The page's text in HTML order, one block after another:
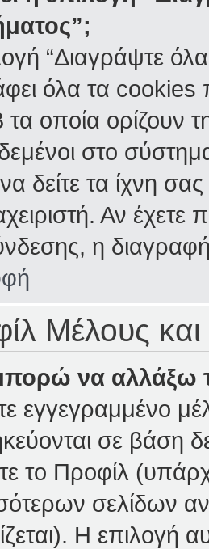
“Διαγράψτε
όλα τα cookies
οποία ορίζουν
στο
δείτε τα ίχνη
Αν
η
Μέλους και
να αλλάξω
εγγεγραμμένο
σε βάση
το Προφίλ
σελίδων
Η επιλογή